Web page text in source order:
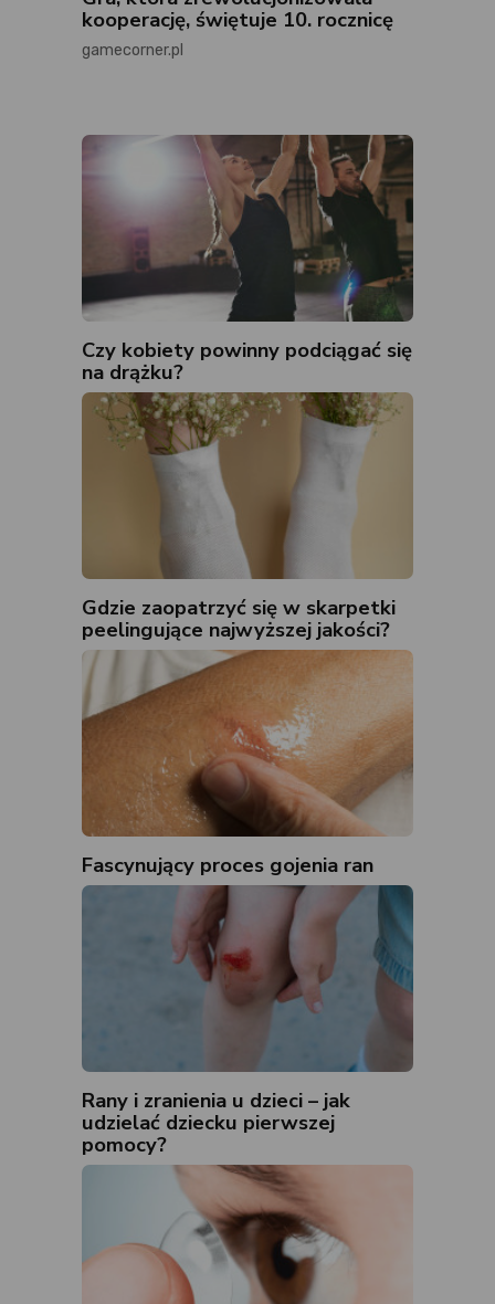
kooperację, świętuje 10. rocznicę
gamecorner.pl
Czy kobiety powinny podciągać się
na drążku?
Gdzie zaopatrzyć się w skarpetki
peelingujące najwyższej jakości?
Fascynujący proces gojenia ran
Rany i zranienia u dzieci – jak
udzielać dziecku pierwszej
pomocy?